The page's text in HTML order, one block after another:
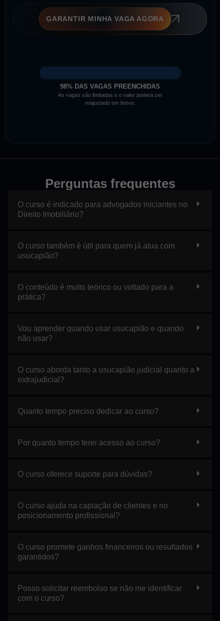
GARANTIR MINHA VAGA AGORA
98% DAS VAGAS PREENCHIDAS
As vagas são limitadas e o valor poderá ser
reajustado em breve.
Perguntas frequentes
O curso é indicado para advogados iniciantes no
Direito Imobiliário?
O curso também é útil para quem já atua com
usucapião?
O conteúdo é muito teórico ou voltado para a
prática?
Vou aprender quando usar usucapião e quando
não usar?
O curso aborda tanto a usucapião judicial quanto a
extrajudicial?
Quanto tempo preciso dedicar ao curso?
Por quanto tempo terei acesso ao curso?
O curso oferece suporte para dúvidas?
O curso ajuda na captação de clientes e no
posicionamento profissional?
O curso promete ganhos financeiros ou resultados
garantidos?
Posso solicitar reembolso se não me identificar
com o curso?